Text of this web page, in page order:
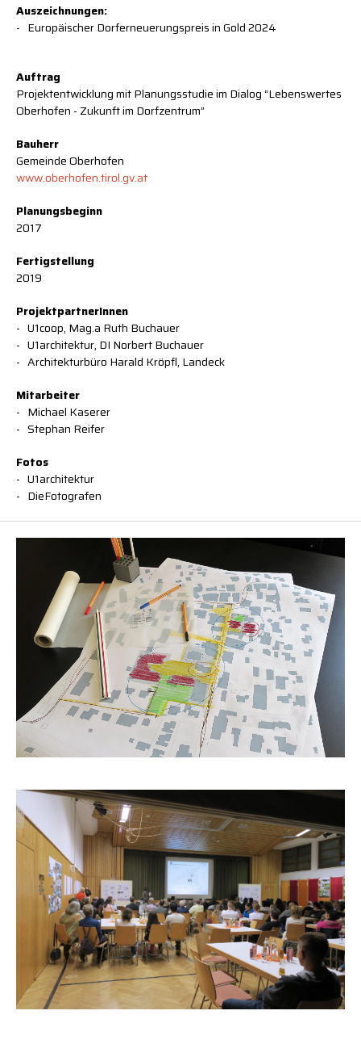
Auszeichnungen:
Europäischer Dorferneuerungspreis in Gold 2024
Auftrag
Projektentwicklung mit Planungsstudie im Dialog “Lebenswertes
Oberhofen - Zukunft im Dorfzentrum”
Bauherr
Gemeinde Oberhofen
www.oberhofen.tirol.gv.at
Planungsbeginn
2017
Fertigstellung
2019
ProjektpartnerInnen
U1coop, Mag.a Ruth Buchauer
U1architektur, DI Norbert Buchauer
Architekturbüro Harald Kröpfl, Landeck
Mitarbeiter
Michael Kaserer
Stephan Reifer
Fotos
U1architektur
DieFotografen